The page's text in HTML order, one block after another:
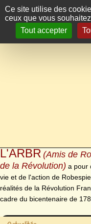
Panneau de gestion des
Ce site utilise des
ceux que vous
Tout accepter
L'ARBR (Amis de
de la Révolution) a pour
vie et de l'action de
réalités de la Révolution
cadre du bicentenaire de